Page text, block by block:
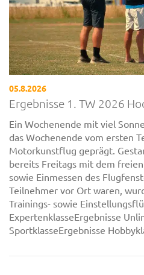
05.8.2026
Ergebnisse 1. TW 2026
Ein Wochenende mit viel
das Wochenende vom ersten
Motorkunstflug geprägt.
bereits Freitags mit dem
sowie Einmessen des
Teilnehmer vor Ort waren,
Trainings- sowie
ExpertenklasseErgebnisse
SportklasseErgebnisse